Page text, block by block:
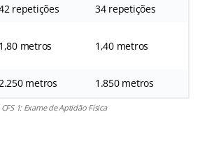
repetições 34 repetições
1,80 metros 1,40 metros
2.250 metros 1.850 metros
1: Exame de Aptidão Física